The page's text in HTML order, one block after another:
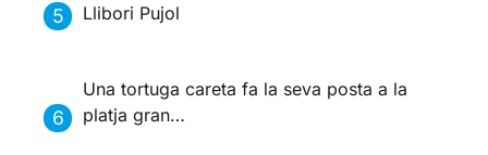
Llibori Pujol
Una tortuga careta fa la seva posta a la
platja gran…